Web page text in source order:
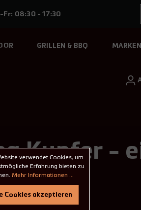
Fr: 08:30 - 17:30
GRILLEN & BBQ MARKEN
Kupfer -
verwendet Cookies, um
Erfahrung bieten zu
Mehr Informationen ...
Cookies akzeptieren